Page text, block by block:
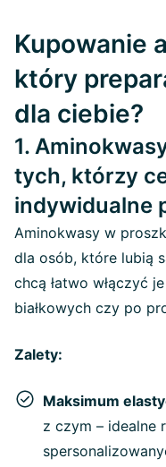
Kupowanie
który
dla ciebie?
1.
tych, którzy
indywidualne
Aminokwasy w
dla osób, które lubią
chcą łatwo włączyć
białkowych czy po
Zalety:
Maksimum
z czym – idealne